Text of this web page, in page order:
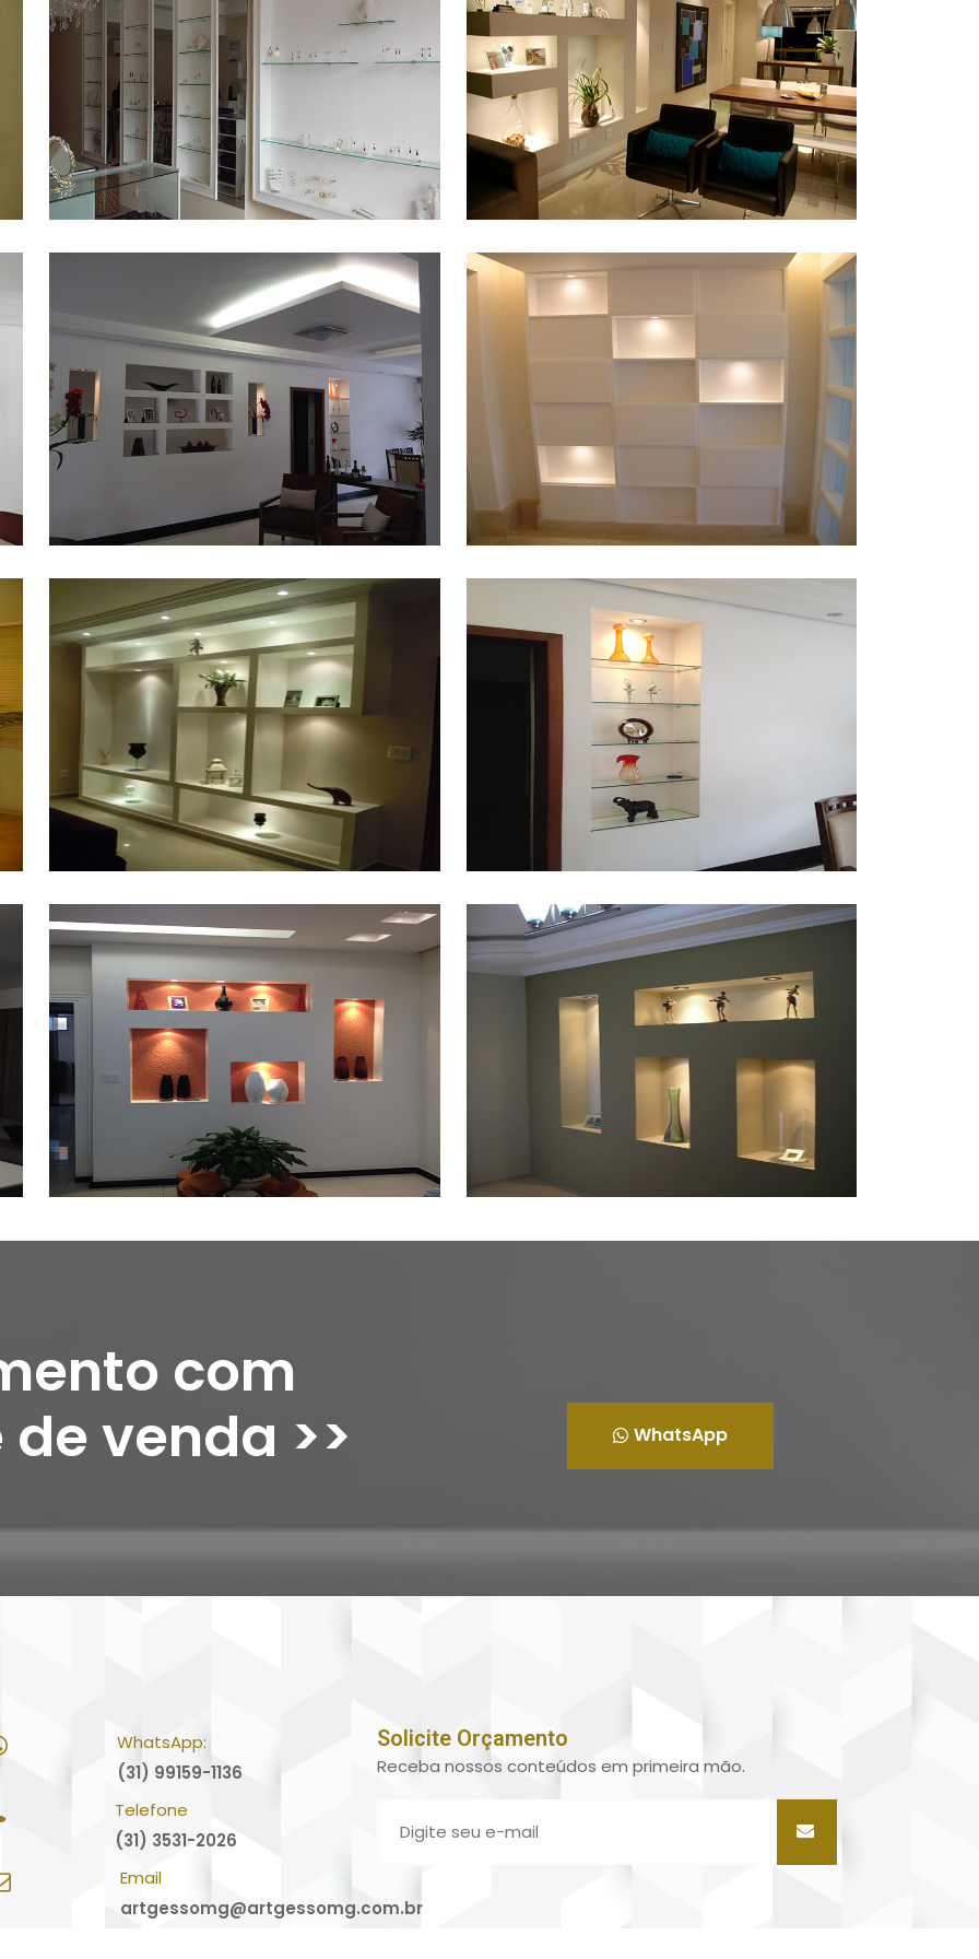
com
venda >>
WhatsApp
WhatsApp:
(31) 99159-1136
Telefone
(31) 3531-2026
Email
artgessomg@artgessomg.com.br
Solicite Orçamento
Receba nossos conteúdos em primeira mão.